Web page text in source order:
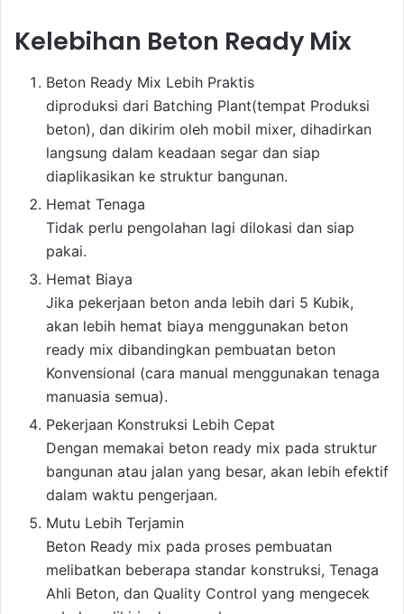
Kelebihan Beton Ready Mix
Beton Ready Mix Lebih Praktis
diproduksi dari Batching Plant(tempat Produksi
beton), dan dikirim oleh mobil mixer, dihadirkan
langsung dalam keadaan segar dan siap
diaplikasikan ke struktur bangunan.
Hemat Tenaga
Tidak perlu pengolahan lagi dilokasi dan siap
pakai.
Hemat Biaya
Jika pekerjaan beton anda lebih dari 5 Kubik,
akan lebih hemat biaya menggunakan beton
ready mix dibandingkan pembuatan beton
Konvensional (cara manual menggunakan tenaga
manuasia semua).
Pekerjaan Konstruksi Lebih Cepat
Dengan memakai beton ready mix pada struktur
bangunan atau jalan yang besar, akan lebih efektif
dalam waktu pengerjaan.
Mutu Lebih Terjamin
Beton Ready mix pada proses pembuatan
melibatkan beberapa standar konstruksi, Tenaga
Ahli Beton, dan Quality Control yang mengecek